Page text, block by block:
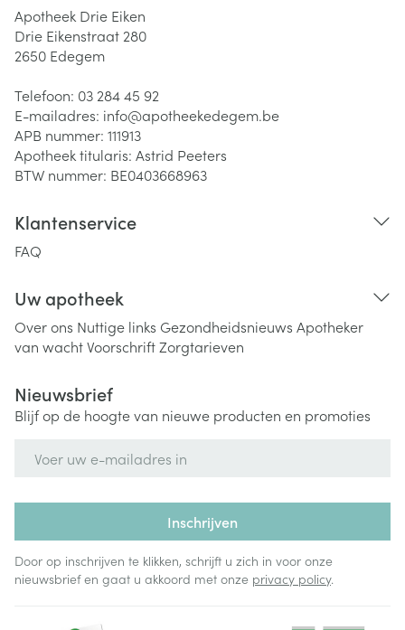
Apotheek Drie Eiken
Drie Eikenstraat 280
2650 Edegem
Telefoon: 03 284 45 92
E-mailadres: info@apotheekedegem.be
APB nummer: 111913
Apotheek titularis: Astrid Peeters
BTW nummer: BE0403668963
Klantenservice
FAQ
Uw apotheek
Over ons Nuttige links Gezondheidsnieuws Apotheker
van wachtVoorschriftZorgtarieven
Nieuwsbrief
Blijf op de hoogte van nieuwe producten en promoties
Inschrijven
Door op inschrijven te klikken, schrijft u zich in voor onze
nieuwsbrief en gaat u akkoord met onze privacy policy.